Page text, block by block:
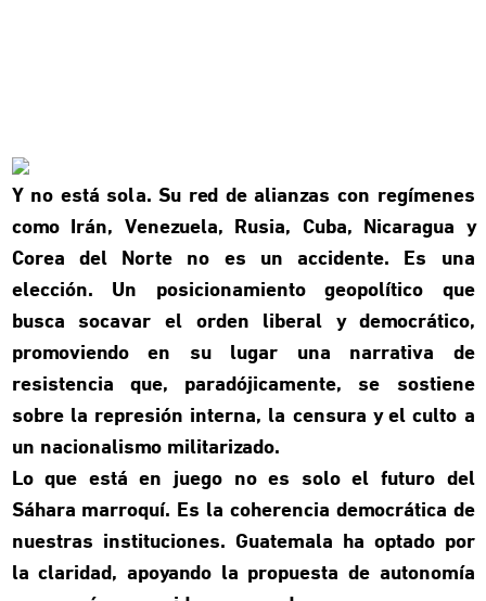
Y no está sola. Su red de alianzas con regímenes
como Irán, Venezuela, Rusia, Cuba, Nicaragua y
Corea del Norte no es un accidente. Es una
elección. Un posicionamiento geopolítico que
busca socavar el orden liberal y democrático,
promoviendo en su lugar una narrativa de
resistencia que, paradójicamente, se sostiene
sobre la represión interna, la censura y el culto a
un nacionalismo militarizado.
Lo que está en juego no es solo el futuro del
Sáhara marroquí. Es la coherencia democrática de
nuestras instituciones. Guatemala ha optado por
la claridad, apoyando la propuesta de autonomía